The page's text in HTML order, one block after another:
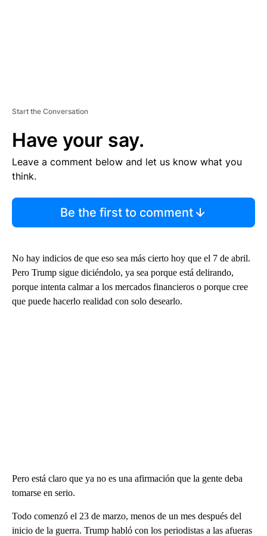
Start the Conversation
Have your say.
Leave a comment below and let us know what you
think.
Be the first to comment
No hay indicios de que eso sea más cierto hoy que el 7 de abril.
Pero Trump sigue diciéndolo, ya sea porque está delirando,
porque intenta calmar a los mercados financieros o porque cree
que puede hacerlo realidad con solo desearlo.
Pero está claro que ya no es una afirmación que la gente deba
tomarse en serio.
Todo comenzó el 23 de marzo, menos de un mes después del
inicio de la guerra. Trump habló con los periodistas a las afueras